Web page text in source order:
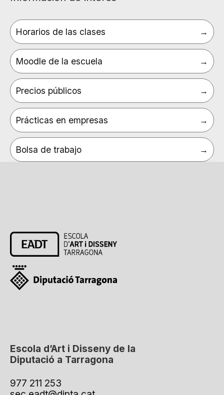
Horarios de las clases
Moodle de la escuela
Precios públicos
Prácticas en empresas
Bolsa de trabajo
Escola d’Art i Disseny de la
Diputació a Tarragona
977 211 253